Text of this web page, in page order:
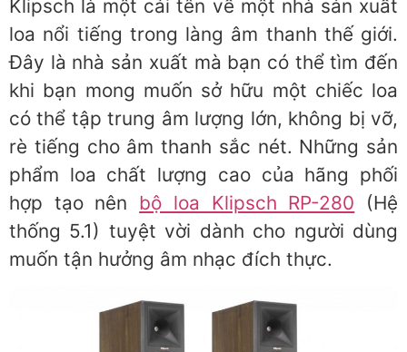
Klipsch là một cái tên về một nhà sản xuất
loa nổi tiếng trong làng âm thanh thế giới.
Đây là nhà sản xuất mà bạn có thể tìm đến
khi bạn mong muốn sở hữu một chiếc loa
có thể tập trung âm lượng lớn, không bị vỡ,
rè tiếng cho âm thanh sắc nét. Những sản
phẩm loa chất lượng cao của hãng phối
hợp tạo nên bộ loa Klipsch RP-280 (Hệ
thống 5.1) tuyệt vời dành cho người dùng
muốn tận hưởng âm nhạc đích thực.